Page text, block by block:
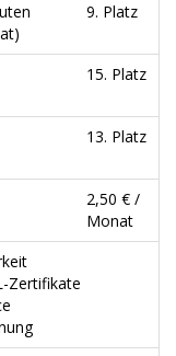
9. Platz
15. Platz
13. Platz
2,50 € /
Monat
Zertifikate